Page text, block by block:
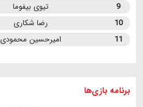
9
تیوی بیفوما
10
رضا شکاری
11
امیرحسین محمودی
برنامه بازی ها